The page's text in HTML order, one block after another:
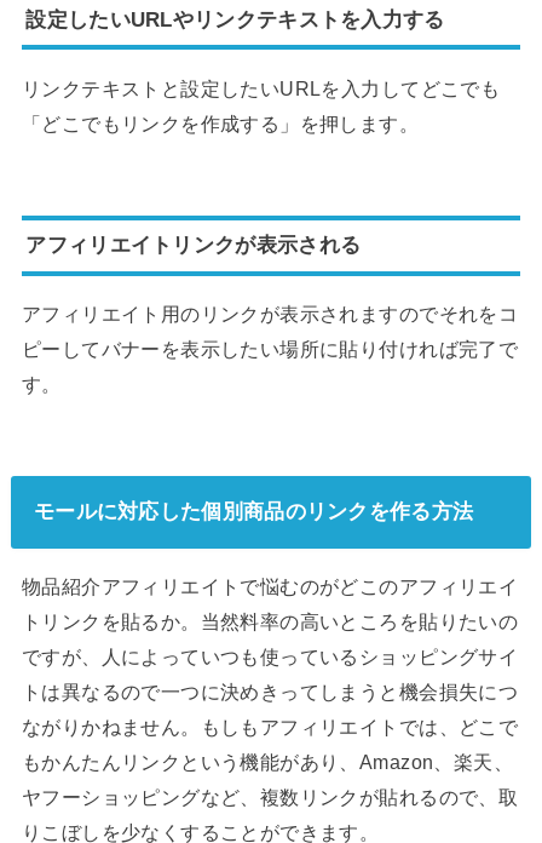
設定したいURLやリンクテキストを入力する
リンクテキストと設定したいURLを入力してどこでも
「どこでもリンクを作成する」を押します。
アフィリエイトリンクが表示される
アフィリエイト用のリンクが表示されますのでそれをコ
ピーしてバナーを表示したい場所に貼り付ければ完了で
す。
モールに対応した個別商品のリンクを作る方法
物品紹介アフィリエイトで悩むのがどこのアフィリエイ
トリンクを貼るか。当然料率の高いところを貼りたいの
ですが、人によっていつも使っているショッピングサイ
トは異なるので一つに決めきってしまうと機会損失につ
ながりかねません。もしもアフィリエイトでは、どこで
もかんたんリンクという機能があり、Amazon、楽天、
ヤフーショッピングなど、複数リンクが貼れるので、取
りこぼしを少なくすることができます。